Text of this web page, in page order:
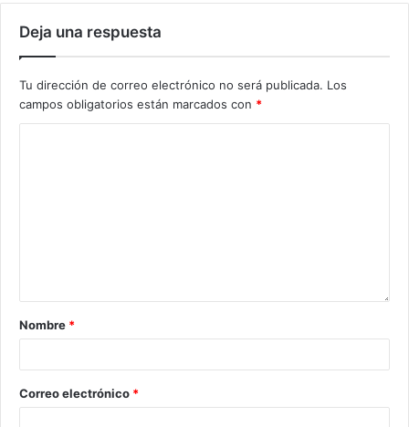
Deja una respuesta
Tu dirección de correo electrónico no será publicada. Los
campos obligatorios están marcados con *
Nombre *
Correo electrónico *